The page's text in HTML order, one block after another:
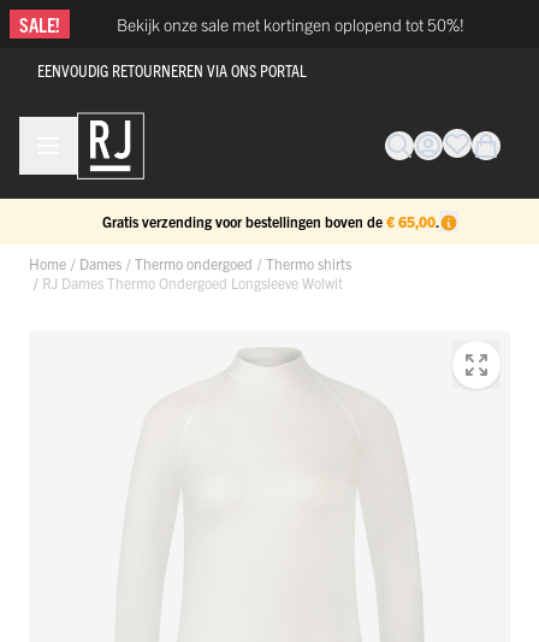
Ga naar de inhoud
SALE! Bekijk onze sale met kortingen oplopend tot 50%!
EENVOUDIG RETOURNEREN VIA ONS PORTAL
Gratis verzending voor bestellingen boven de € 65,00.
Home / Dames / Thermo ondergoed / Thermo shirts
/ RJ Dames Thermo Ondergoed Longsleeve Wolwit